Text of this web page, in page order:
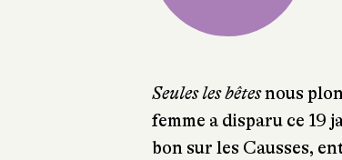
Seules les bêtesnous
femme a disparu ce 19
bon sur les Causses,